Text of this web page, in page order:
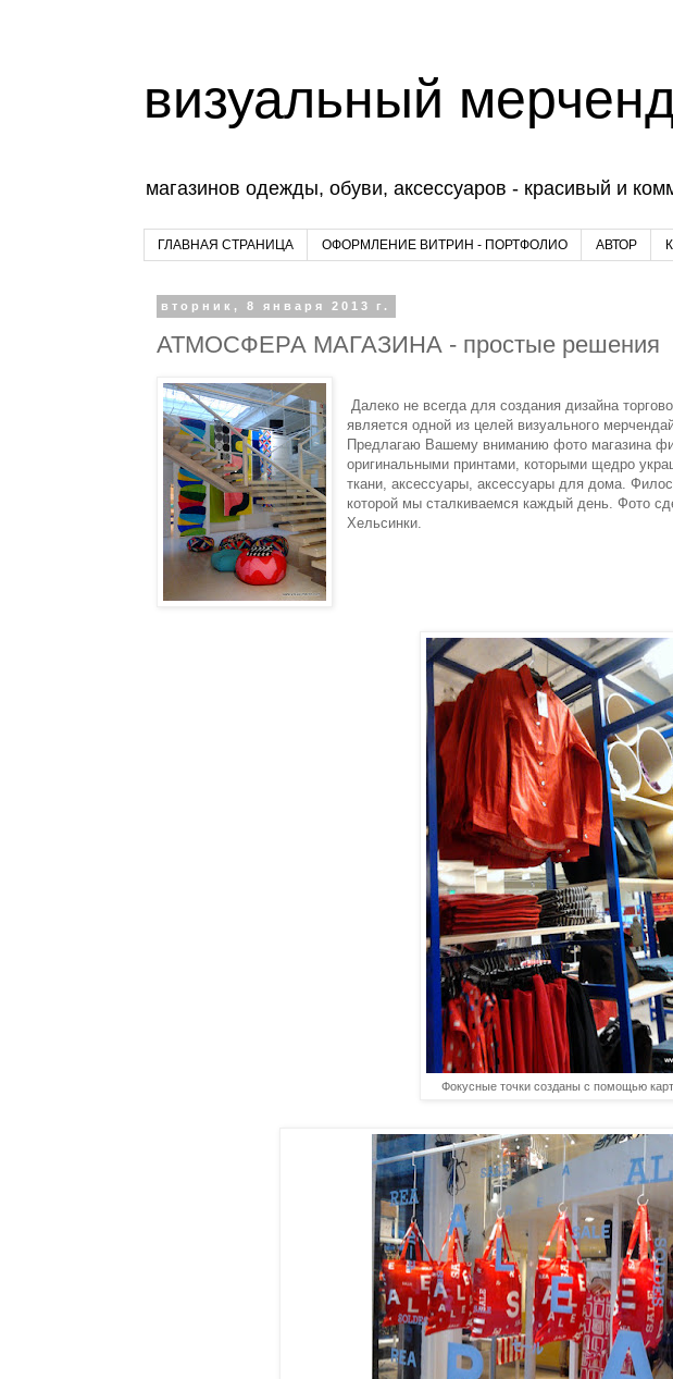
визуальный
магазинов одежды, обуви, аксессуаров - красивый и
ГЛАВНАЯ СТРАНИЦА ОФОРМЛЕНИЕ ВИТРИН - ПОРТФОЛИО АВТОР
вторник, 8 января 2013 г.
АТМОСФЕРА МАГАЗИНА - простые решения
Далеко не всегда для создания дизайна
является одной из целей визуального
Предлагаю Вашему вниманию фото магазина
оригинальными принтами, которыми щедро
ткани, аксессуары, аксессуары для дома.
которой мы сталкиваемся каждый день. Фото
Хельсинки.
Фокусные точки созданы с помощью